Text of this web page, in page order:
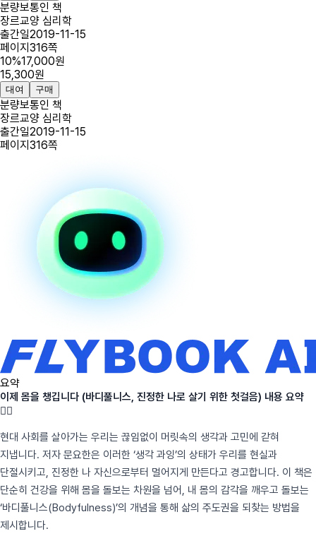
분량보통인 책
장르교양 심리학
출간일2019-11-15
페이지 316쪽
10%17,000원
15,300원
대여 구매
분량보통인 책
장르교양 심리학
출간일2019-11-15
페이지 316쪽
요약
이제 몸을 챙깁니다 (바디풀니스, 진정한 나로 살기 위한 첫걸음) 내용 요약
🧘‍♂️
현대 사회를 살아가는 우리는 끊임없이 머릿속의 생각과 고민에 갇혀
지냅니다. 저자 문요한은 이러한 ‘생각 과잉’의 상태가 우리를 현실과
단절시키고, 진정한 나 자신으로부터 멀어지게 만든다고 경고합니다. 이 책은
단순히 건강을 위해 몸을 돌보는 차원을 넘어, 내 몸의 감각을 깨우고 돌보는
‘바디풀니스(Bodyfulness)’의 개념을 통해 삶의 주도권을 되찾는 방법을
제시합니다.